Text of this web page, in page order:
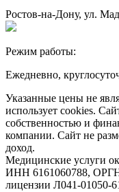
Ростов-на-Дону, ул.
Режим работы:
Ежедневно,
Указанные цены не
использует cookies.
собственностью и
компании. Сайт не
доход.
Медицинские услуги
ИНН 6161060788, ОРГН
лицензии Л041-01050-